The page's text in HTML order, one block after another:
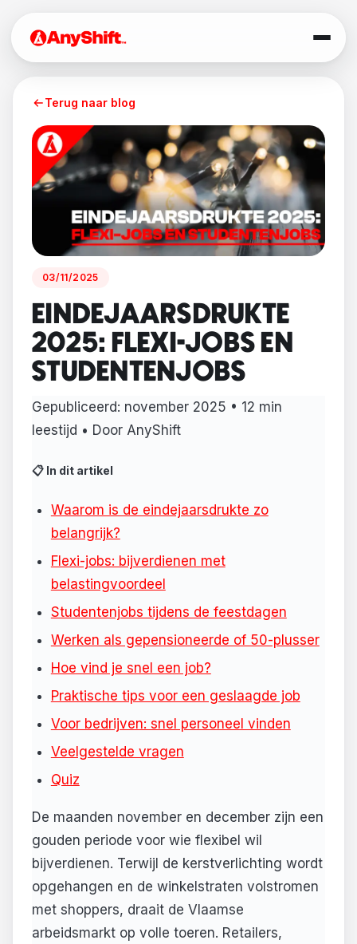
Terug naar blog
03/11/2025
EINDEJAARSDRUKTE
2025: FLEXI-JOBS EN
STUDENTENJOBS
Gepubliceerd: november 2025 • 12 min
leestijd • Door AnyShift
📋 In dit artikel
Waarom is de eindejaarsdrukte zo
belangrijk?
Flexi-jobs: bijverdienen met
belastingvoordeel
Studentenjobs tijdens de feestdagen
Werken als gepensioneerde of 50-plusser
Hoe vind je snel een job?
Praktische tips voor een geslaagde job
Voor bedrijven: snel personeel vinden
Veelgestelde vragen
Quiz
De maanden november en december zijn een
gouden periode voor wie flexibel wil
bijverdienen. Terwijl de kerstverlichting wordt
opgehangen en de winkelstraten volstromen
met shoppers, draait de Vlaamse
arbeidsmarkt op volle toeren. Retailers,